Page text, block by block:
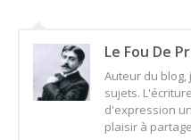
Le Fou De
Auteur du
sujets.
d'expression
plaisir à